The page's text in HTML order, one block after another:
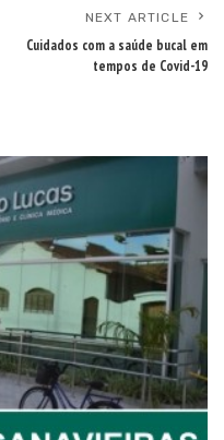
NEXT ARTICLE
Cuidados com a saúde bucal em
tempos de Covid-19